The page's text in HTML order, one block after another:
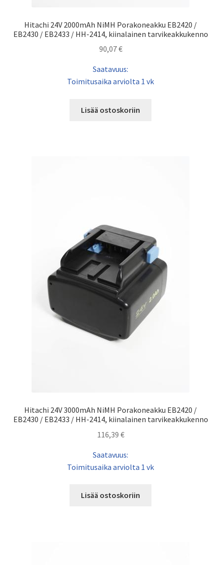
Hitachi 24V 2000mAh NiMH Porakoneakku EB2420 /
EB2430 / EB2433 / HH-2414, kiinalainen tarvikeakkukenno
90,07€
Saatavuus:
Toimitusaika arviolta 1 vk
Lisää ostoskoriin
Hitachi 24V 3000mAh NiMH Porakoneakku EB2420 /
EB2430 / EB2433 / HH-2414, kiinalainen tarvikeakkukenno
116,39 €
Saatavuus:
Toimitusaika arviolta 1 vk
Lisää ostoskoriin